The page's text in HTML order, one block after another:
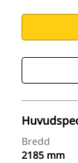
Bredd
2185 mm